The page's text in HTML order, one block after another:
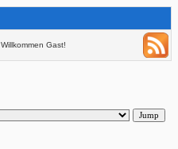
Willkommen Gast!